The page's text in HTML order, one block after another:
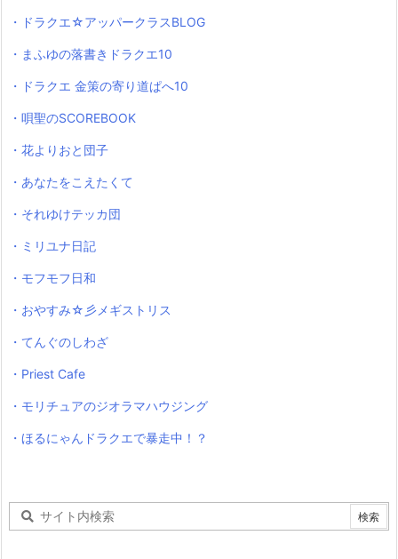
・ドラクエ☆アッパークラスBLOG
・まふゆの落書きドラクエ10
・ドラクエ 金策の寄り道ぱへ10
・唄聖のSCOREBOOK
・花よりおと団子
・あなたをこえたくて
・それゆけテッカ団
・ミリユナ日記
・モフモフ日和
・おやすみ☆彡メギストリス
・てんぐのしわざ
・Priest Cafe
・モリチュアのジオラマハウジング
・ほるにゃんドラクエで暴走中！？